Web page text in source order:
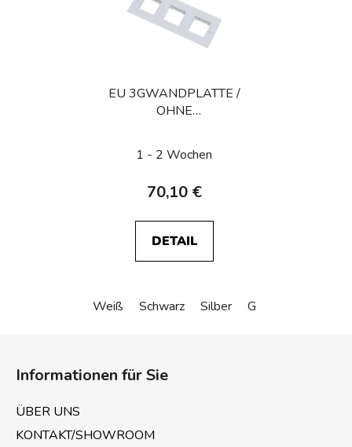
EU 3GWANDPLATTE /
OHNE
1 - 2 Wochen
70,10 €
DETAIL
Weiß Schwarz Silber Gold
Informationen für Sie
ÜBER UNS
KONTAKT/SHOWROOM